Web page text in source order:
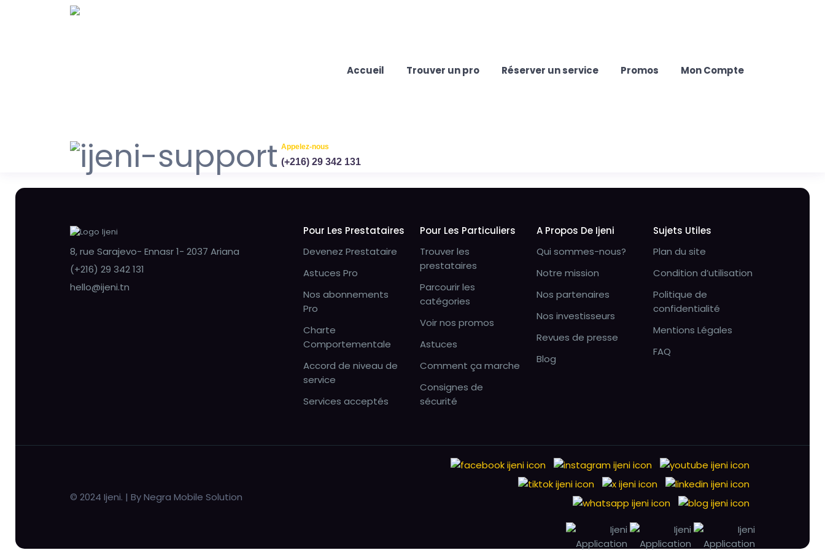
Accueil Trouver un pro Réserver un service Promos Mon Compte
Appelez-nous
(+216) 29 342 131
8, rue Sarajevo- Ennasr 1- 2037 Ariana
(+216) 29 342 131
hello@ijeni.tn
Pour Les Prestataires
Devenez Prestataire
Astuces Pro
Nos abonnements
Pro
Charte
Comportementale
Accord de niveau de
service
Services acceptés
Pour Les Particuliers
Trouver les
prestataires
Parcourir les
catégories
Voir nos promos
Astuces
Comment ça marche
Consignes de
sécurité
A Propos De Ijeni
Qui sommes-nous?
Notre mission
Nos partenaires
Nos investisseurs
Revues de presse
Blog
Sujets Utiles
Plan du site
Condition d’utilisation
Politique de
confidentialité
Mentions Légales
FAQ
© 2024 Ijeni. | By Negra Mobile Solution